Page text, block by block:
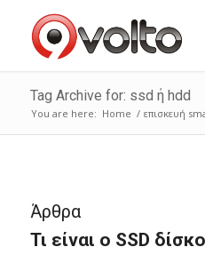
Tag Archive for: ssd ή hdd
You are here: Home / επισκευή
Άρθρα
Τι είναι o SSD